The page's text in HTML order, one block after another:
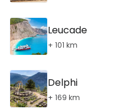
Leucade
+ 101 km
Delphi
+ 169 km